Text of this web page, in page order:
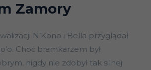
Zamory
N’Kono i Bella przyglądał
Choć bramkarzem był
nigdy nie zdobył tak silnej